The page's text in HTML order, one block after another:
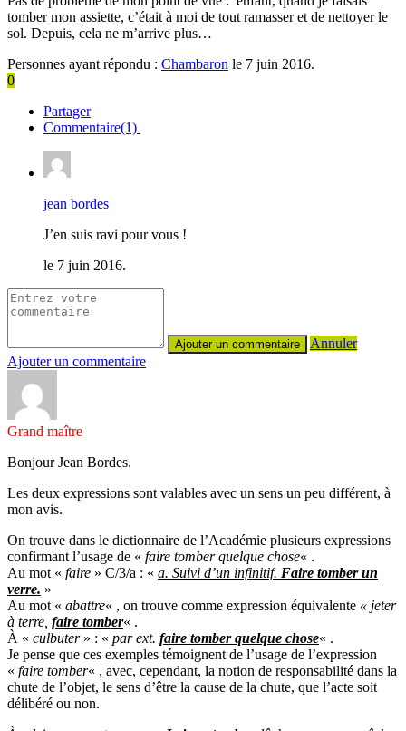
tomber mon assiette, c’était à moi de tout ramasser et de nettoyer le
sol. Depuis, cela ne m’arrive plus…
Personnes ayant répondu : Chambaron le 7 juin 2016.
0
Partager
Commentaire(1)
jean bordes
J’en suis ravi pour vous !
le 7 juin 2016.
Annuler
Ajouter un commentaire
Grand maître
Bonjour Jean Bordes.
Les deux expressions sont valables avec un sens un peu différent, à
mon avis.
On trouve dans le dictionnaire de l’Académie plusieurs expressions
confirmant l’usage de « faire tomber quelque chose« .
Au mot « faire » C/3/a : « a. Suivi d’un infinitif. Faire tomber un
verre. »
Au mot « abattre« , on trouve comme expression équivalente « jeter
à terre, faire tomber« .
À « culbuter» : « par ext. faire tomber quelque chose« .
Je pense que ces exemples témoignent de l’usage de l’expression
« faire tomber« , avec, cependant, la notion de responsabilité dans la
chute de l’objet, le sens d’être la cause de la chute, que l’acte soit
délibéré ou non.